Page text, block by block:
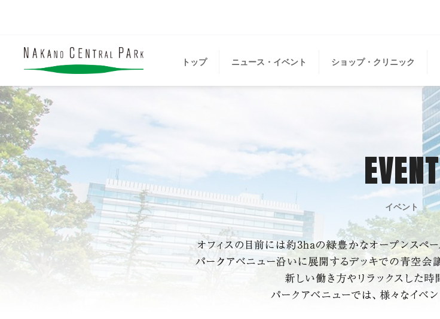
トップ ニュース・イベント ショップ・クリニック
EVENT
イベント